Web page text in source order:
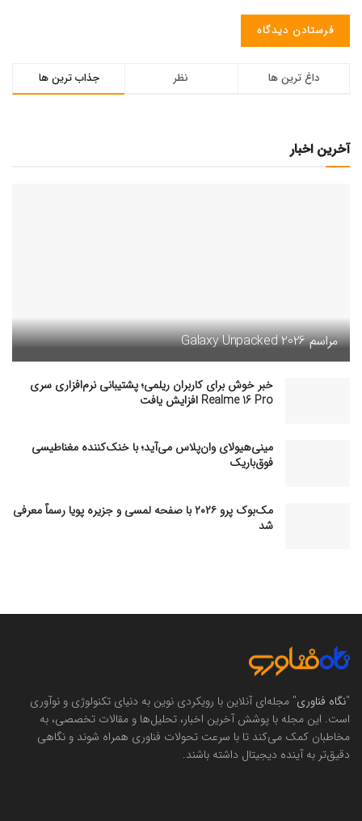
جذاب ترین ها نظر داغ ترین ها
آخرین اخبار
مراسم Galaxy Unpacked 2026
خبر خوش برای کاربران ریلمی؛ پشتیبانی نرم‌افزاری سری
Realme 16 Pro افزایش یافت
مینی‌هیولای وان‌پلاس می‌آید؛ با خنک‌کننده مغناطیسی
فوق‌باریک
مک‌بوک پرو ۲۰۲۶ با صفحه لمسی و جزیره پویا رسماً معرفی
شد
"نگاه فناوری" مجله‌ای آنلاین با رویکردی نوین به دنیای تکنولوژی و نوآوری
است. این مجله با پوشش آخرین اخبار، تحلیل‌ها و مقالات تخصصی، به
مخاطبان کمک می‌کند تا با سرعت تحولات فناوری همراه شوند و نگاهی
دقیق‌تر به آینده دیجیتال داشته باشند.